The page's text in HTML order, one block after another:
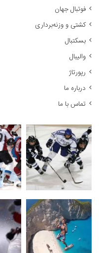
فوتبال جهان
کشتی و وزنه‌برداری
بسکتبال
والیبال
رپورتاژ
درباره ما
تماس با ما